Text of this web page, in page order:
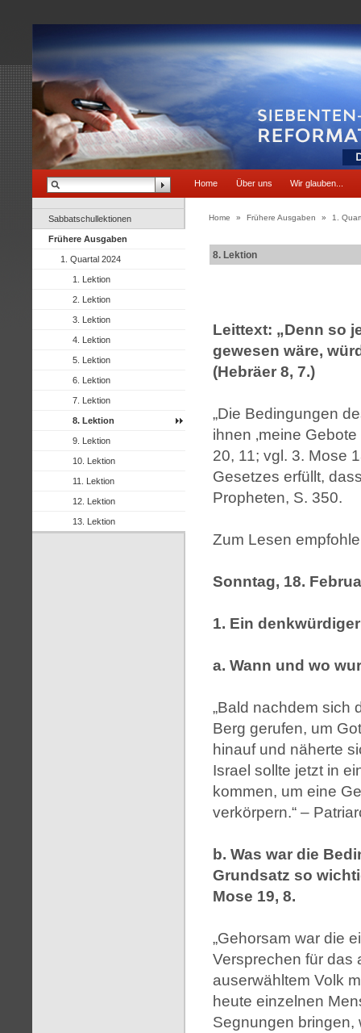
Home Über uns Wir glauben...
Sabbatschullektionen
Frühere Ausgaben
1. Quartal 2024
1. Lektion
2. Lektion
3. Lektion
4. Lektion
5. Lektion
6. Lektion
7. Lektion
8. Lektion
9. Lektion
10. Lektion
11. Lektion
12. Lektion
13. Lektion
Home » Frühere Ausgaben » 1.
8. Lektion
Leittext: „Denn so
gewesen wäre,
(Hebräer 8, 7.)
„Die Bedingungen
ihnen ‚meine
20, 11; vgl. 3. Mose
Gesetzes erfüllt,
Propheten, S. 350.
Zum Lesen
Sonntag, 18.
1. Ein
a. Wann und wo
„Bald nachdem sich
Berg gerufen, um
hinauf und näherte
Israel sollte jetzt in
kommen, um eine
verkörpern.“ –
b. Was war die
Grundsatz so
Mose 19, 8.
„Gehorsam war die
Versprechen für das
auserwähltem Volk
heute einzelnen
Segnungen bringen,